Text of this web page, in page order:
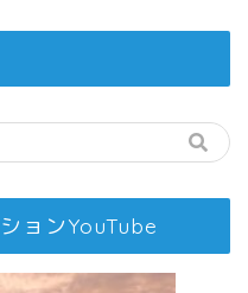
ョンYouTube